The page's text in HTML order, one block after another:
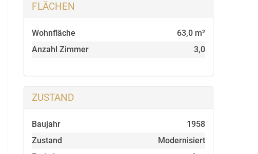
FLÄCHEN
Wohnfläche
63,0 m²
Anzahl Zimmer
3,0
ZUSTAND
Baujahr
1958
Zustand
Modernisiert